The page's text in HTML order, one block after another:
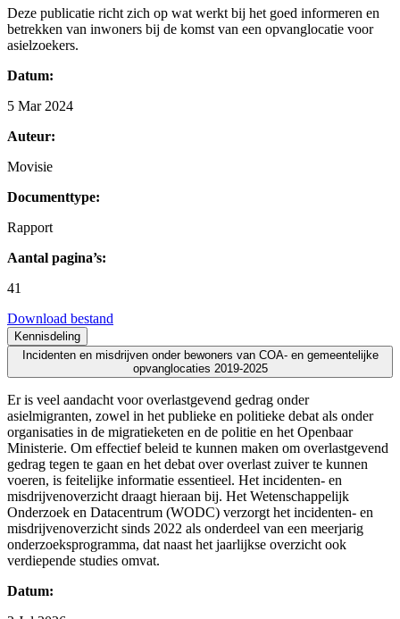
Deze publicatie richt zich op wat werkt bij het goed informeren en
betrekken van inwoners bij de komst van een opvanglocatie voor
asielzoekers.
Datum:
5 Mar 2024
Auteur:
Movisie
Documenttype:
Rapport
Aantal pagina’s:
41
Download bestand
Kennisdeling
Incidenten en misdrijven onder bewoners van COA- en gemeentelijke
opvanglocaties 2019-2025
Er is veel aandacht voor overlastgevend gedrag onder
asielmigranten, zowel in het publieke en politieke debat als onder
organisaties in de migratieketen en de politie en het Openbaar
Ministerie. Om effectief beleid te kunnen maken om overlastgevend
gedrag tegen te gaan en het debat over overlast zuiver te kunnen
voeren, is feitelijke informatie essentieel. Het incidenten- en
misdrijvenoverzicht draagt hieraan bij. Het Wetenschappelijk
Onderzoek en Datacentrum (WODC) verzorgt het incidenten- en
misdrijvenoverzicht sinds 2022 als onderdeel van een meerjarig
onderzoeksprogramma, dat naast het jaarlijkse overzicht ook
verdiepende studies omvat.
Datum: